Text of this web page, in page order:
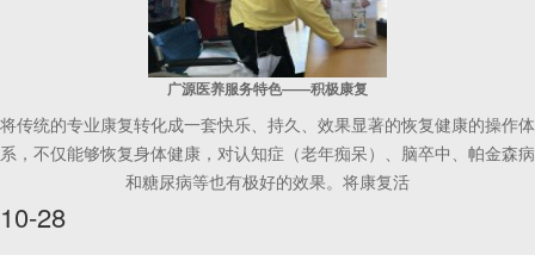
广源医养服务特色——积极康复
将传统的专业康复转化成一套快乐、持久、效果显著的恢复健康的操作体
系，不仅能够恢复身体健康，对认知症（老年痴呆）、脑卒中、帕金森病
和糖尿病等也有极好的效果。将康复活
10-28